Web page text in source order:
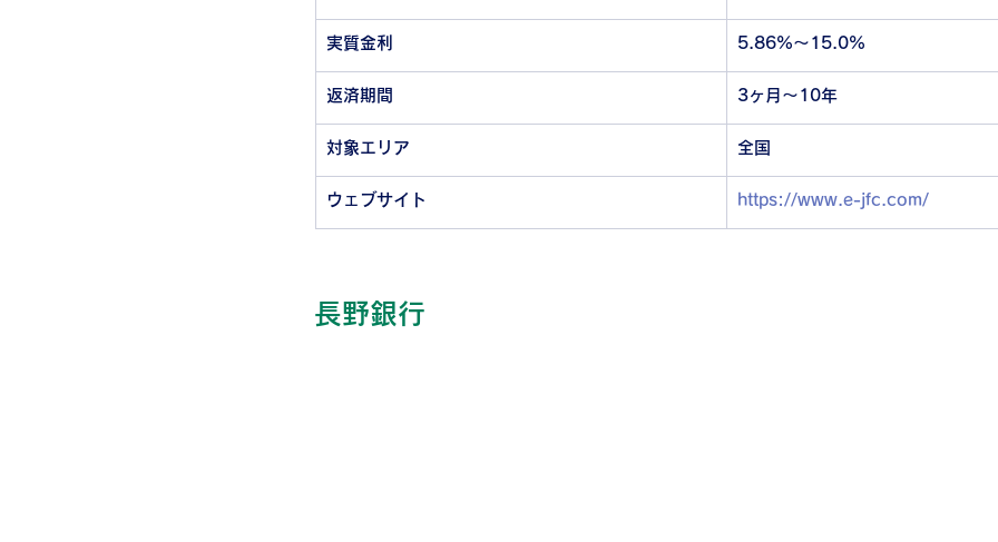
実質金利 5.86%～15.0%
返済期間 3ヶ月～10年
対象エリア 全国
ウェブサイト https://www.e-jfc.com/
長野銀行